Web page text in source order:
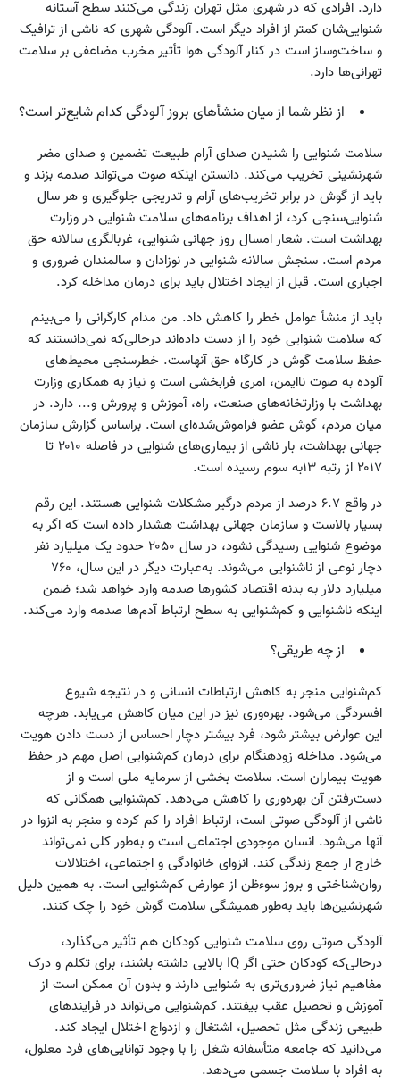
دارد. افرادی که در شهری مثل تهران زندگی می‌کنند سطح آستانه
شنوایی‌شان کمتر از افراد دیگر است. آلودگی شهری که ناشی از ترافیک
و ساخت‌وساز است در کنار آلودگی هوا تأثیر مخرب مضاعفی بر سلامت
تهرانی‌ها دارد.
از نظر شما از میان منشأ‌های بروز آلودگی کدام شایع‌تر است؟
سلامت شنوایی را شنیدن صدای آرام طبیعت تضمین و صدای مضر
شهرنشینی تخریب می‌کند. دانستن اینکه صوت می‌تواند صدمه بزند و
باید از گوش در برابر تخریب‌های آرام و تدریجی جلوگیری و هر سال
شنوایی‌سنجی کرد، از اهداف برنامه‌های سلامت شنوایی در وزارت
بهداشت است. شعار امسال روز جهانی شنوایی، غربالگری سالانه حق
مردم است. سنجش سالانه شنوایی در نوزادان و سالمندان ضروری و
اجباری است. قبل از ایجاد اختلال باید برای درمان مداخله کرد.
باید از منشأ عوامل خطر را کاهش داد. من مدام کارگرانی را می‌بینم
که سلامت شنوایی خود را از دست داده‌اند درحالی‌که نمی‌دانستند که
حفظ سلامت گوش در کارگاه حق آنهاست. خطرسنجی محیط‌های
آلوده به صوت ناایمن، امری فرابخشی است و نیاز به همکاری وزارت
بهداشت با وزارتخانه‌های صنعت، راه، آموزش و پرورش و... دارد. در
میان مردم، گوش عضو فراموش‌شده‌ای است. براساس گزارش سازمان
جهانی بهداشت، بار ناشی از بیماری‌های شنوایی در فاصله ۲۰۱۰ تا
۲۰۱۷ از رتبه ۱۳به سوم رسیده است.
در واقع ۶.۷ درصد از مردم درگیر مشکلات شنوایی هستند. این رقم
بسیار بالاست و سازمان جهانی بهداشت هشدار داده است که اگر به
موضوع شنوایی رسیدگی نشود، در سال ۲۰۵۰ حدود یک میلیارد نفر
دچار نوعی از ناشنوایی می‌شوند. به‌عبارت دیگر در این سال، ۷۶۰
میلیارد دلار به بدنه اقتصاد کشورها صدمه وارد خواهد شد؛ ضمن
اینکه ناشنوایی و کم‌شنوایی به سطح ارتباط آدم‌ها صدمه وارد می‌کند.
از چه طریقی؟
کم‌شنوایی منجر به کاهش ارتباطات انسانی و در نتیجه شیوع
افسردگی می‌شود. بهره‌وری نیز در این میان کاهش می‌یابد. هرچه
این عوارض بیشتر شود، فرد بیشتر دچار احساس از دست دادن هویت
می‌شود. مداخله زودهنگام برای درمان کم‌شنوایی اصل مهم در حفظ
هویت بیماران است. سلامت بخشی از سرمایه ملی است و از
دست‌رفتن آن بهره‌وری را کاهش می‌دهد. کم‌شنوایی همگانی که
ناشی از آلودگی صوتی است، ارتباط افراد را کم کرده و منجر به انزوا در
آنها می‌شود. انسان موجودی اجتماعی است و به‌طور کلی نمی‌تواند
خارج از جمع زندگی کند. انزوای خانوادگی و اجتماعی، اختلالات
روان‌شناختی و بروز سوءظن از عوارض کم‌شنوایی است. به همین دلیل
شهرنشین‌ها باید به‌طور همیشگی سلامت گوش خود را چک کنند.
آلودگی صوتی روی سلامت شنوایی کودکان هم تأثیر می‌گذارد،
درحالی‌که کودکان حتی اگر IQ بالایی داشته باشند، برای تکلم و درک
مفاهیم نیاز ضروری‌تری به شنوایی دارند و بدون آن ممکن است از
آموزش و تحصیل عقب بیفتند. کم‌شنوایی می‌تواند در فرایندهای
طبیعی زندگی مثل تحصیل، اشتغال و ازدواج اختلال ایجاد کند.
می‌دانید که جامعه متأسفانه شغل را با وجود توانایی‌های فرد معلول،
به افراد با سلامت جسمی می‌دهد.